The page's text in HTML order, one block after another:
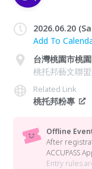
2026.06.20
Add To
台灣桃園市桃
桃托邦藝文聯
Related Link
桃托邦粉專
Offline
After
ACCUPASS
Entry rules